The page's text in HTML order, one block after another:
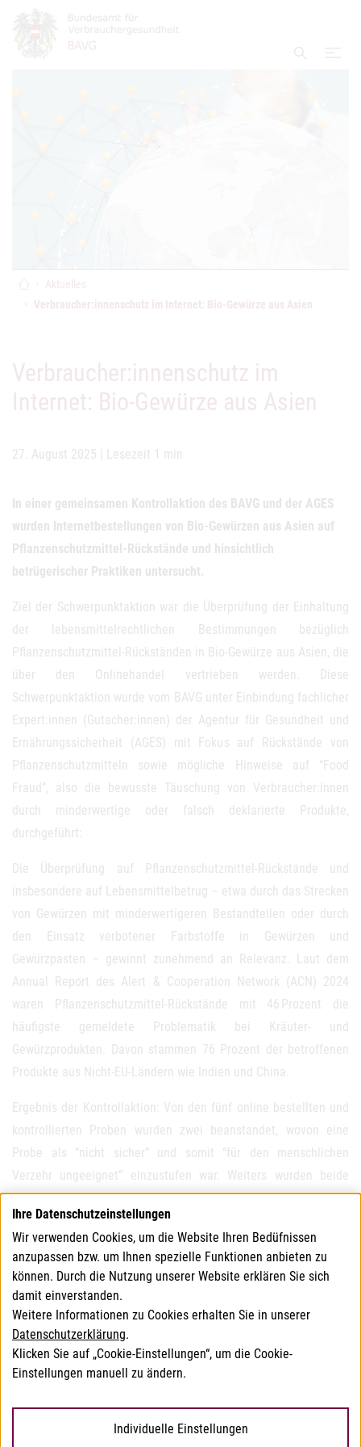
Zum Inhalt
Zum Hauptmenü
Zur Suche
Suche
Startseite
Aktuelles
Verbraucher:innenschutz im Internet: Bio-Gewürze aus Asien
Verbraucher:innenschutz im
Internet: Bio-Gewürze aus Asien
27. August 2025 Lesezeit 1 min
In einer gemeinsamen Kontrollaktion des BAVG und der AGES
wurden Internetbestellungen von Bio-Gewürzen aus Asien auf
Pflanzenschutzmittel-Rückstände und hinsichtlich
betrügerischer Praktiken untersucht.
Ziel der Schwerpunktaktion war die Überprüfung der Einhaltung
der lebensmittelrechtlichen Bestimmungen bezüglich
Pflanzenschutzmittel-Rückständen in Bio-Gewürze aus Asien, die
über den Onlinehandel vertrieben werden. Diese
Schwerpunktaktion wurde vom BAVG unter Einbindung fachlicher
Expert:innen (Gutacher:innen) der Agentur für Gesundheit und
Ernährungssicherheit (AGES) mit Fokus auf Rückstände von
Pflanzenschutzmitteln sowie mögliche Hinweise auf “Food
Fraud”, also die bewusste Täuschung von Verbraucher:innen
durch minderwertige oder falsch deklarierte Produkte,
durchgeführt:
Die Überprüfung auf Pflanzenschutzmittel-Rückstände und
insbesondere auf Lebensmittelbetrug – etwa durch das Strecken
von Gewürzen mit minderwertigeren Bestandteilen oder durch
den Einsatz verbotener Farbstoffe in Gewürzen und
Gewürzpasten – gewinnt zunehmend an Relevanz. Laut dem
Annual Report des Alert & Cooperation Network (ACN) 2024
waren Pflanzenschutzmittel-Rückstände mit 46 Prozent die
häufigste gemeldete Problematik bei Kräuter- und
Gewürzprodukten. Davon stammen 76 Prozent der betroffenen
Produkte aus Nicht-EU-Ländern wie Indien und China.
Ergebnis der Kontrollaktion: Von den fünf online bestellten und
kontrollierten Proben wurden zwei beanstandet, wovon eine
Probe als “nicht sicher” und somit “für den menschlichen
Verzehr ungeeignet” einzustufen war. Weiters wurden beide
Proben wegen mangelhafter bzw. irreführender Kennzeichnung
beanstandet. Dies entspricht einer Beanstandungsquote von 40
Prozent. Bei den drei nicht beanstandeten Proben wurden
Pflanzenschutzmittel-Rückstände unter dem erlaubten
Grenzwert nachgewiesen.
Weitere Details entnehmen Sie demAbschlussbericht.
Zurück
Ihre Datenschutzeinstellungen
Wir verwenden Cookies, um die Website Ihren Bedüfnissen
anzupassen bzw. um Ihnen spezielle Funktionen anbieten zu
können. Durch die Nutzung unserer Website erklären Sie sich
damit einverstanden.
Weitere Informationen zu Cookies erhalten Sie in unserer
Datenschutzerklärung.
Klicken Sie auf „Cookie-Einstellungen“, um die Cookie-
Einstellungen manuell zu ändern.
Individuelle Einstellungen